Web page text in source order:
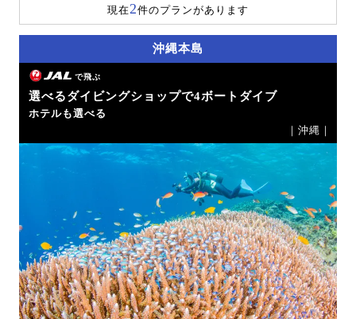
現在2件のプランがあります
沖縄本島
で飛ぶ
選べるダイビングショップで4ボートダイブ
ホテルも選べる
｜沖縄｜